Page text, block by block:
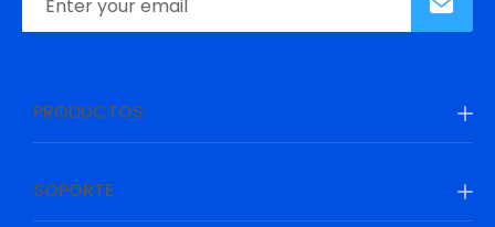
PRODUCTOS
SOPORTE